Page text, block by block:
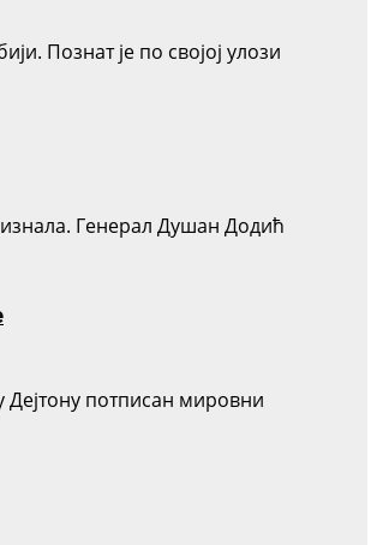
Познат је по својој улози
Генерал Душан Додић
Дејтону потписан мировни